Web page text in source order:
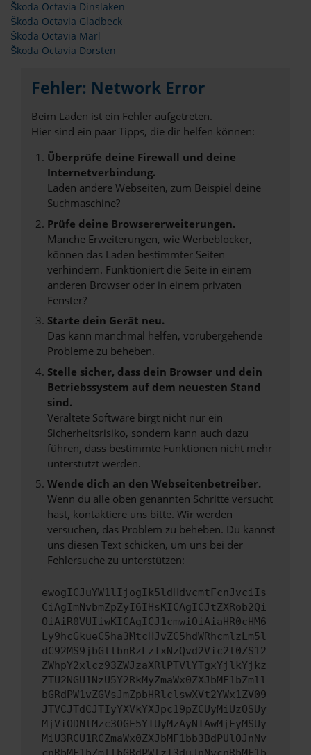
Škoda Octavia Dinslaken
Škoda Octavia Gladbeck
Škoda Octavia Marl
Škoda Octavia Dorsten
Fehler: Network Error
Beim Laden ist ein Fehler aufgetreten.
Hier sind ein paar Tipps, die dir helfen können:
Überprüfe deine Firewall und deine
Internetverbindung.
Laden andere Webseiten, zum Beispiel deine
Suchmaschine?
Prüfe deine Browsererweiterungen.
Manche Erweiterungen, wie Werbeblocker,
können das Laden bestimmter Seiten
verhindern. Funktioniert die Seite in einem
anderen Browser oder in einem privaten
Fenster?
Starte dein Gerät neu.
Das kann manchmal helfen, vorübergehende
Probleme zu beheben.
Stelle sicher, dass dein Browser und dein
Betriebssystem auf dem neuesten Stand
sind.
Veraltete Software birgt nicht nur ein
Sicherheitsrisiko, sondern kann auch dazu
führen, dass bestimmte Funktionen nicht mehr
unterstützt werden.
Wende dich an den Webseitenbetreiber.
Wenn du alle oben genannten Schritte versucht
hast, kontaktiere uns bitte. Wir werden
versuchen, das Problem zu beheben. Du kannst
uns diesen Text schicken, um uns bei der
Fehlersuche zu unterstützen:
ewogICJuYW1lIjogIk5ldHdvcmtFcnJvciIs
CiAgImNvbmZpZyI6IHsKICAgICJtZXRob2Qi
OiAiR0VUIiwKICAgICJ1cmwiOiAiaHR0cHM6
Ly9hcGkueC5ha3MtcHJvZC5hdWRhcmlzLm5l
dC92MS9jbGllbnRzLzIxNzQvd2Vic2l0ZS12
ZWhpY2xlcz93ZWJzaXRlPTVlYTgxYjlkYjkz
ZTU2NGU1NzU5Y2RkMyZmaWx0ZXJbMF1bZmll
bGRdPW1vZGVsJmZpbHRlclswXVt2YWx1ZV09
JTVCJTdCJTIyYXVkYXJpc19pZCUyMiUzQSUy
MjViODNlMzc3OGE5YTUyMzAyNTAwMjEyMSUy
MiU3RCU1RCZmaWx0ZXJbMF1bb3BdPUlOJnNv